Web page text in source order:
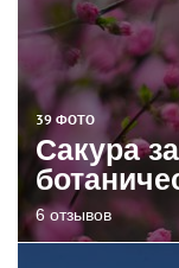
39 ФОТО
Сакура
6 отзывов